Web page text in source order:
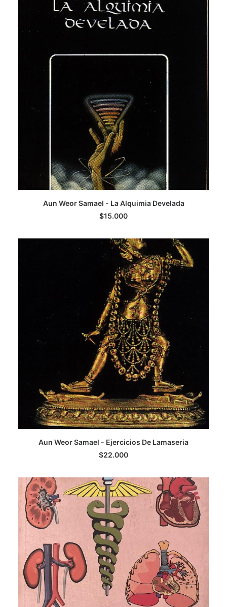
AGREGAR AL CARRITO
Aun Weor Samael - La Alquimia Develada
$15.000
AGREGAR AL CARRITO
Aun Weor Samael - Ejercicios De Lamaseria
$22.000